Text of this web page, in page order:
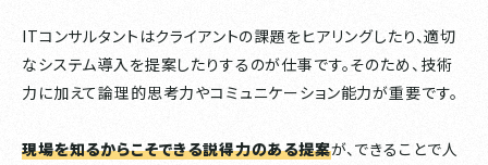
ITコンサルタントはクライアントの課題をヒアリングしたり、適切
なシステム導入を提案したりするのが仕事です。そのため、技術
力に加えて論理的思考力やコミュニケーション能力が重要です。
現場を知るからこそできる説得力のある提案が、できることで人